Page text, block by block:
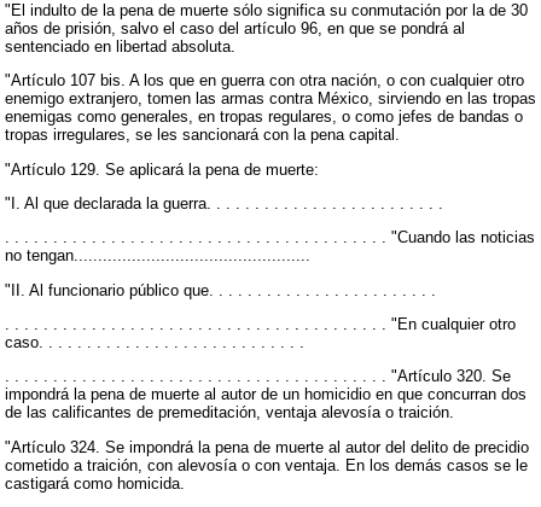
"El indulto de la pena de muerte sólo significa su conmutación por la de 30
años de prisión, salvo el caso del artículo 96, en que se pondrá al
sentenciado en libertad absoluta.
"Artículo 107 bis. A los que en guerra con otra nación, o con cualquier otro
enemigo extranjero, tomen las armas contra México, sirviendo en las tropas
enemigas como generales, en tropas regulares, o como jefes de bandas o
tropas irregulares, se les sancionará con la pena capital.
"Artículo 129. Se aplicará la pena de muerte:
"I. Al que declarada la guerra. . . . . . . . . . . . . . . . . . . . . . . . .
. . . . . . . . . . . . . . . . . . . . . . . . . . . . . . . . . . . . . . . . "Cuando las noticias
no tengan.................................................
"II. Al funcionario público que. . . . . . . . . . . . . . . . . . . . . . . .
. . . . . . . . . . . . . . . . . . . . . . . . . . . . . . . . . . . . . . . . "En cualquier otro
caso. . . . . . . . . . . . . . . . . . . . . . . . . . . .
. . . . . . . . . . . . . . . . . . . . . . . . . . . . . . . . . . . . . . . . "Artículo 320. Se
impondrá la pena de muerte al autor de un homicidio en que concurran dos
de las calificantes de premeditación, ventaja alevosía o traición.
"Artículo 324. Se impondrá la pena de muerte al autor del delito de precidio
cometido a traición, con alevosía o con ventaja. En los demás casos se le
castigará como homicida.